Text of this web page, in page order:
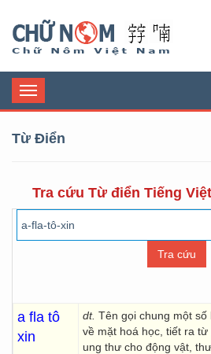
Toggle
navigation
Từ Điển
Tra cứu Từ điển Tiếng
a fla tô
xin
dt. Tên gọi chung một số
về mặt hoá học, tiết ra
ung thư cho động vật,